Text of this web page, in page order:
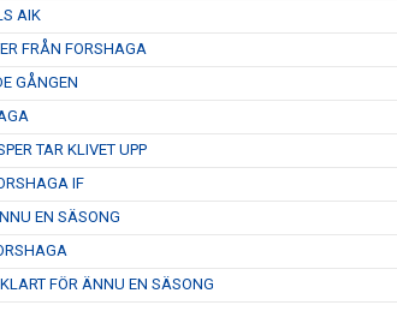
AIK
FRÅN FORSHAGA
GÅNGEN
TAR KLIVET UPP
IF
EN SÄSONG
FÖR ÄNNU EN SÄSONG